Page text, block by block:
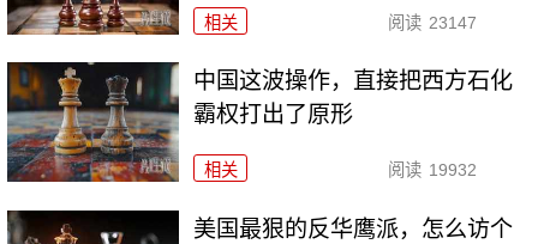
相关 阅读 23147
中国这波操作，直接把西方石化
霸权打出了原形
相关 阅读 19932
美国最狠的反华鹰派，怎么访个